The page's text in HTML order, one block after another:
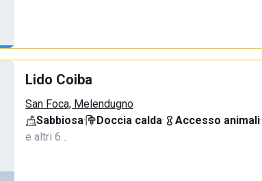
Lido Coiba
San Foca, Melendugno
Sabbiosa· Doccia calda· Accesso animali·
e altri 6…